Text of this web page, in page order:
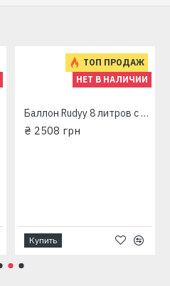
ТОП ПРОДАЖ
НЕТ В НАЛИЧИИ
Баллон Rudyy 8 литров c краном Пикник-Italy
₴ 2508 грн
Купить